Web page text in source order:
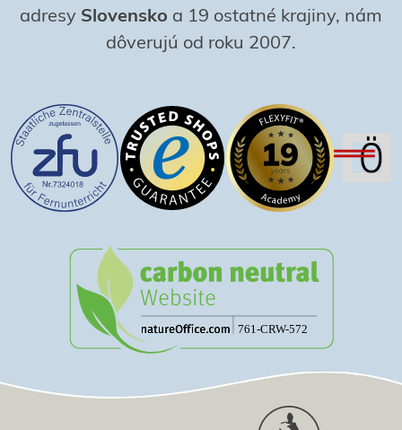
adresy Slovensko a 19 ostatné krajiny, nám
dôverujú od roku 2007.